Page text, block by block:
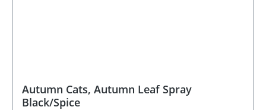
Autumn Cats, Autumn Leaf Spray
Black/Spice